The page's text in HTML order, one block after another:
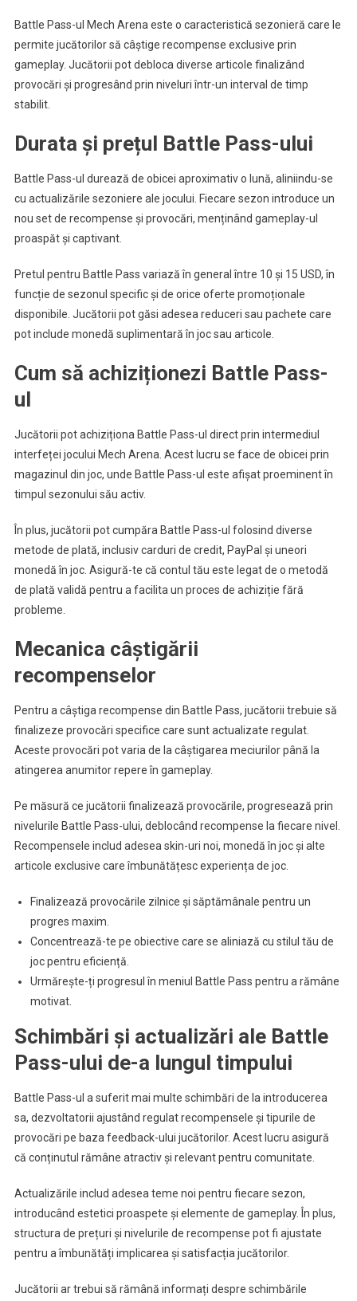
Battle Pass-ul Mech Arena este o caracteristică sezonieră care le
permite jucătorilor să câștige recompense exclusive prin
gameplay. Jucătorii pot debloca diverse articole finalizând
provocări și progresând prin niveluri într-un interval de timp
stabilit.
Durata și prețul Battle Pass-ului
Battle Pass-ul durează de obicei aproximativ o lună, aliniindu-se
cu actualizările sezoniere ale jocului. Fiecare sezon introduce un
nou set de recompense și provocări, menținând gameplay-ul
proaspăt și captivant.
Pretul pentru Battle Pass variază în general între 10 și 15 USD, în
funcție de sezonul specific și de orice oferte promoționale
disponibile. Jucătorii pot găsi adesea reduceri sau pachete care
pot include monedă suplimentară în joc sau articole.
Cum să achiziționezi Battle Pass-
ul
Jucătorii pot achiziționa Battle Pass-ul direct prin intermediul
interfeței jocului Mech Arena. Acest lucru se face de obicei prin
magazinul din joc, unde Battle Pass-ul este afișat proeminent în
timpul sezonului său activ.
În plus, jucătorii pot cumpăra Battle Pass-ul folosind diverse
metode de plată, inclusiv carduri de credit, PayPal și uneori
monedă în joc. Asigură-te că contul tău este legat de o metodă
de plată validă pentru a facilita un proces de achiziție fără
probleme.
Mecanica câștigării
recompenselor
Pentru a câștiga recompense din Battle Pass, jucătorii trebuie să
finalizeze provocări specifice care sunt actualizate regulat.
Aceste provocări pot varia de la câștigarea meciurilor până la
atingerea anumitor repere în gameplay.
Pe măsură ce jucătorii finalizează provocările, progresează prin
nivelurile Battle Pass-ului, deblocând recompense la fiecare nivel.
Recompensele includ adesea skin-uri noi, monedă în joc și alte
articole exclusive care îmbunătățesc experiența de joc.
Finalizează provocările zilnice și săptămânale pentru un
progres maxim.
Concentrează-te pe obiective care se aliniază cu stilul tău de
joc pentru eficiență.
Urmărește-ți progresul în meniul Battle Pass pentru a rămâne
motivat.
Schimbări și actualizări ale Battle
Pass-ului de-a lungul timpului
Battle Pass-ul a suferit mai multe schimbări de la introducerea
sa, dezvoltatorii ajustând regulat recompensele și tipurile de
provocări pe baza feedback-ului jucătorilor. Acest lucru asigură
că conținutul rămâne atractiv și relevant pentru comunitate.
Actualizările includ adesea teme noi pentru fiecare sezon,
introducând estetici proaspete și elemente de gameplay. În plus,
structura de prețuri și nivelurile de recompense pot fi ajustate
pentru a îmbunătăți implicarea și satisfacția jucătorilor.
Jucătorii ar trebui să rămână informați despre schimbările